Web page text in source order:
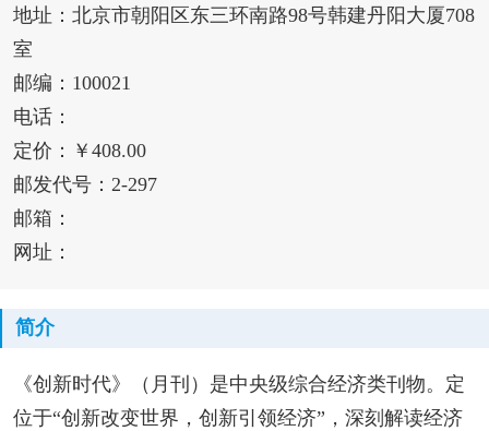
地址：北京市朝阳区东三环南路98号韩建丹阳大厦708
室
邮编：100021
电话：
定价：￥408.00
邮发代号：2-297
邮箱：
网址：
简介
《创新时代》（月刊）是中央级综合经济类刊物。定
位于“创新改变世界，创新引领经济”，深刻解读经济